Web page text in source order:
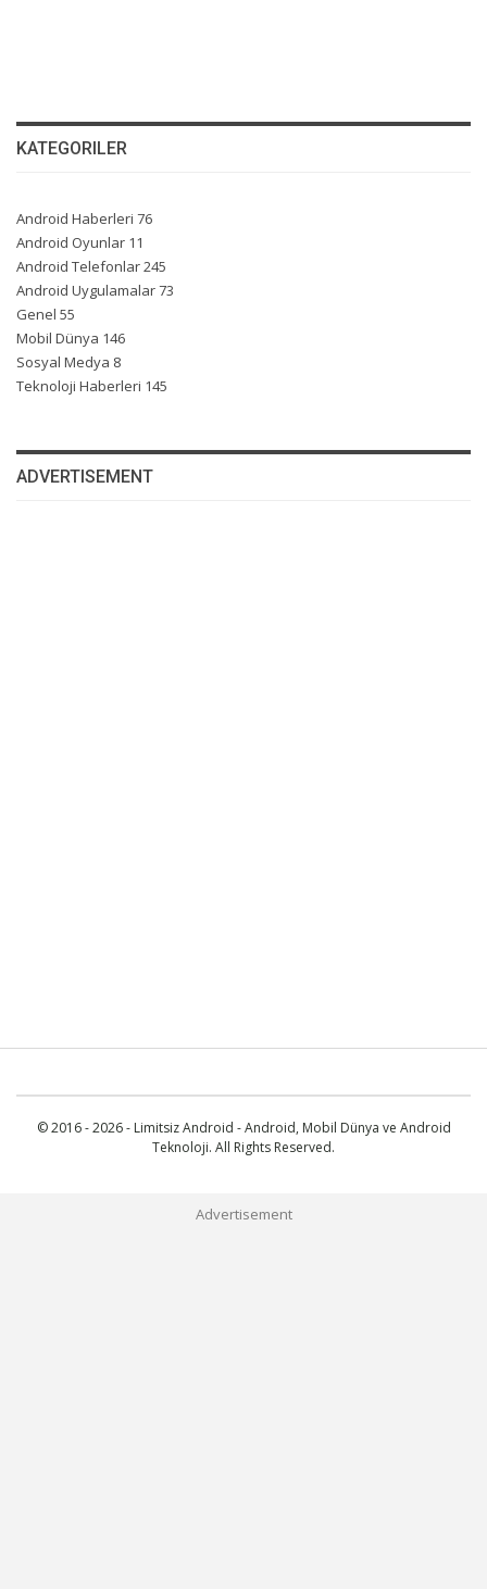
KATEGORILER
Android Haberleri 76
Android Oyunlar 11
Android Telefonlar245
Android Uygulamalar73
Genel 55
Mobil Dünya 146
Sosyal Medya 8
Teknoloji Haberleri 145
ADVERTISEMENT
© 2016 - 2026 - Limitsiz Android - Android, Mobil Dünya ve Android
Teknoloji. All Rights Reserved.
Advertisement